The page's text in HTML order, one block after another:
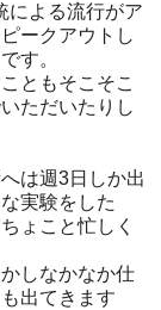
による流行がア
ークアウトし
す。
ともそこそこ
ただいたりし
は週3日しか出
実験をした
ょこと忙しく
しなかなか仕
出てきます